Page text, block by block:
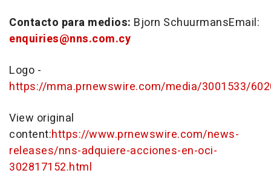
Contacto para medios: Bjorn SchuurmansEmail:
enquiries@nns.com.cy
Logo -
https://mma.prnewswire.com/media/3001533/
View original
content:https://www.prnewswire.com/news-
releases/nns-adquiere-acciones-en-oci-
302817152.html